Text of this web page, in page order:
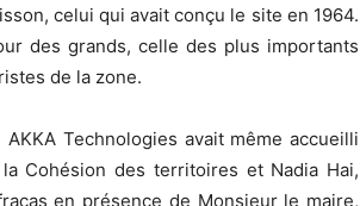
celui qui avait conçu le site en 1964.
des grands, celle des plus importants
de la zone.
Technologies avait même accueilli
Cohésion des territoires et Nadia Hai,
en présence de Monsieur le maire,